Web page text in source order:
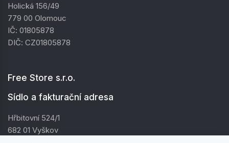
Holická 156/49
779 00 Olomouc
IČ: 01805878
DIČ: CZ01805878
Free Store s.r.o.
Sídlo a fakturační adresa
Hřbitovní 524/1
682 01 Vyškov